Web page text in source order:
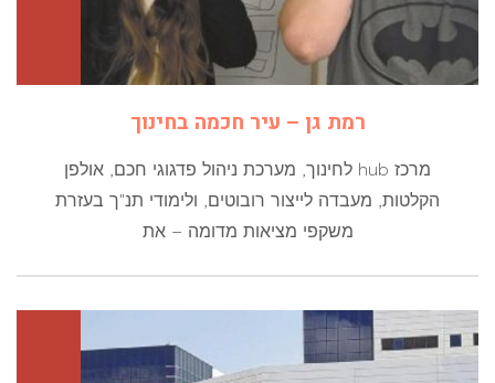
רמת גן – עיר חכמה בחינוך
מרכז hub לחינוך, מערכת ניהול פדגוגי חכם, אולפן
הקלטות, מעבדה לייצור רובוטים, ולימודי תנ"ך בעזרת
משקפי מציאות מדומה – את